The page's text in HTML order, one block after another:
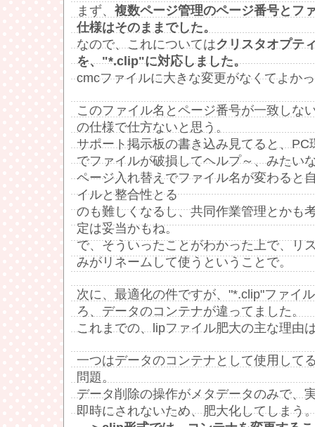
まず、 複数ページ管理のページ番号とフ
仕様はそのままでした。
なので、これについてはクリスタオプテ
を、"*.clip"に対応しました。
cmcファイルに大きな変更がなくてよか
このファイル名とページ番号が一致しな
の仕様で仕方ないと思う。
サポート掲示板の書き込み見てると、PC
でファイルが破損してヘルプ～、みたい
ページ入れ替えでファイル名が変わると
イルと整合性とる
のも難しくなるし、共同作業管理とかも
定は妥当かもね。
で、そういったことがわかった上で、リ
みがリネームして使うということで。
次に、最適化の件ですが、"*.clip"ファイ
ろ、データのコンテナが違ってました。
これまでの、lipファイル肥大の主な理由
一つはデータのコンテナとして使用して
問題。
データ削除の操作がメタデータのみで、
即時にされないため、肥大化してしまう